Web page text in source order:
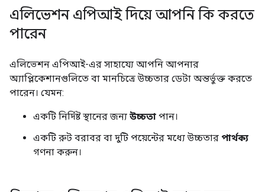
এলিভেশন এপিআই দিয়ে আপনি কি করতে
পারেন
এলিভেশন এপিআই-এর সাহায্যে আপনি আপনার
অ্যাপ্লিকেশানগুলিতে বা মানচিত্রে উচ্চতার ডেটা অন্তর্ভুক্ত করতে
পারেন। যেমন:
একটি নির্দিষ্ট স্থানের জন্য উচ্চতা পান।
একটি রুট বরাবর বা দুটি পয়েন্টের মধ্যে উচ্চতার পার্থক্য
গণনা করুন।